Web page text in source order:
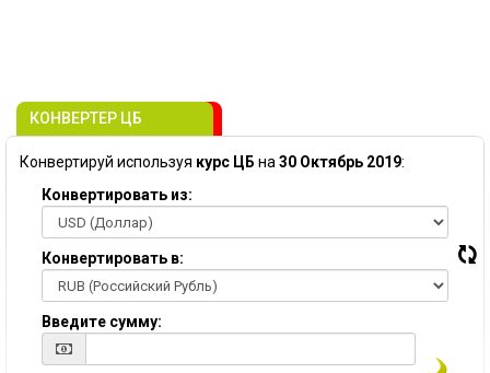
КОНВЕРТЕР ЦБ
Конвертируй используя курс ЦБ на 30 Октябрь 2019:
Конвертировать из:
Конвертировать в:
Введите сумму: